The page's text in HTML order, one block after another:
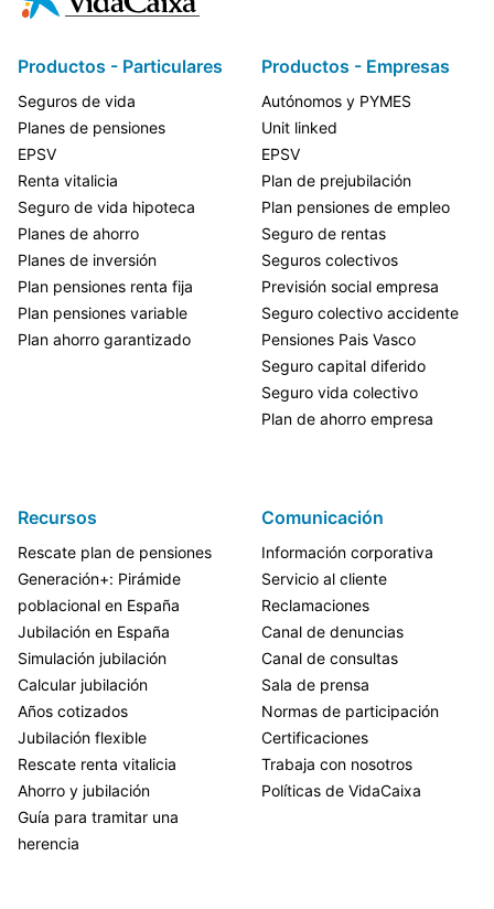
Productos - Particulares
Seguros de vida
Planes de pensiones
EPSV
Renta vitalicia
Seguro de vida hipoteca
Planes de ahorro
Planes de inversión
Plan pensiones renta fija
Plan pensiones variable
Plan ahorro garantizado
Productos - Empresas
Autónomos y PYMES
Unit linked
EPSV
Plan de prejubilación
Plan pensiones de empleo
Seguro de rentas
Seguros colectivos
Previsión social empresa
Seguro colectivo accidente
Pensiones Pais Vasco
Seguro capital diferido
Seguro vida colectivo
Plan de ahorro empresa
Recursos
Rescate plan de pensiones
Generación+: Pirámide
poblacional en España
Jubilación en España
Simulación jubilación
Calcular jubilación
Años cotizados
Jubilación flexible
Rescate renta vitalicia
Ahorro y jubilación
Guía para tramitar una
herencia
Comunicación
Información corporativa
Servicio al cliente
Reclamaciones
Canal de denuncias
Canal de consultas
Sala de prensa
Normas de participación
Certificaciones
Trabaja con nosotros
Políticas de VidaCaixa